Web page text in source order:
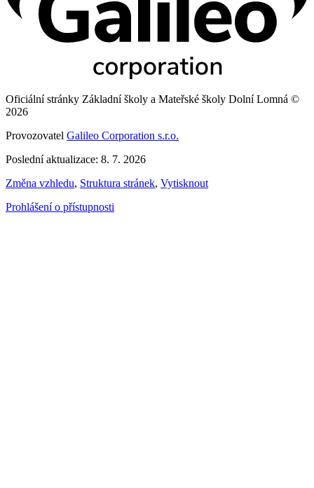
Oficiální stránky Základní školy a Mateřské školy Dolní Lomná ©
2026
Provozovatel Galileo Corporation s.r.o.
Poslední aktualizace: 8. 7. 2026
Změna vzhledu, Struktura stránek, Vytisknout
Prohlášení o přístupnosti